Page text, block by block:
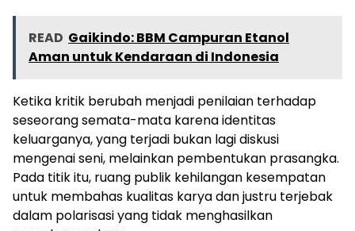
READ Gaikindo: BBM Campuran Etanol
Aman untuk Kendaraan di Indonesia
Ketika kritik berubah menjadi penilaian terhadap
seseorang semata-mata karena identitas
keluarganya, yang terjadi bukan lagi diskusi
mengenai seni, melainkan pembentukan prasangka.
Pada titik itu, ruang publik kehilangan kesempatan
untuk membahas kualitas karya dan justru terjebak
dalam polarisasi yang tidak menghasilkan